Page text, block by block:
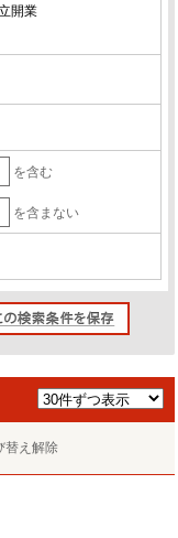
開業
を含む
を含まない
替え解除